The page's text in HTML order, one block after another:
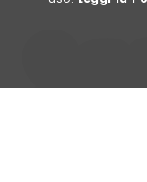
LA GALETTE